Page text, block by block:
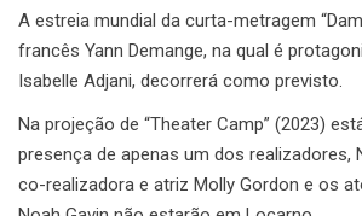
A estreia mundial da curta-metragem
francês Yann Demange, na qual é
Isabelle Adjani, decorrerá como previsto.
Na projeção de “Theater Camp” (2023)
presença de apenas um dos realizadores,
co-realizadora e atriz Molly Gordon e os